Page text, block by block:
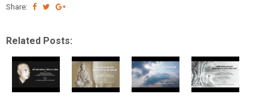
Share:
Related Posts: